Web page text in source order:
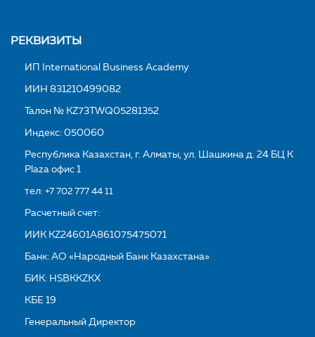
РЕКВИЗИТЫ
ИП International Business Academy
ИИН 831210499082
Талон № KZ73TWQ05281352
Индекс: 050060
Республика Казахстан, г. Алматы, ул. Шашкина д. 24 БЦ K
Plaza офис 1
тел:+7 702 777 44 11
Расчетный счет:
ИИК KZ24601A861075475071
Банк: АО «Народный Банк Казахстана»
БИК: HSBKKZKX
КБЕ 19
Генеральный Директор